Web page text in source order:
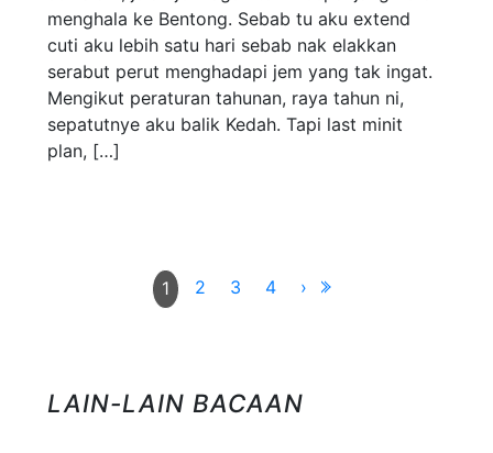
menghala ke Bentong. Sebab tu aku extend
cuti aku lebih satu hari sebab nak elakkan
serabut perut menghadapi jem yang tak ingat.
Mengikut peraturan tahunan, raya tahun ni,
sepatutnye aku balik Kedah. Tapi last minit
plan, […]
1 2 3 4 ›
LAIN-LAIN BACAAN